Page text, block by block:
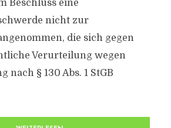
Beschluss eine
nicht zur
die sich gegen
Verurteilung wegen
nach § 130 Abs. 1 StGB